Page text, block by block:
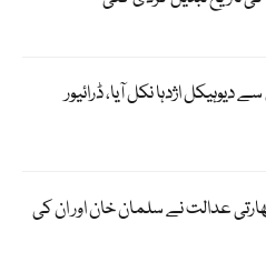
اژدہا نکل آیا، ڈرائیور
عدالت نے سلمان خان اور ان کی